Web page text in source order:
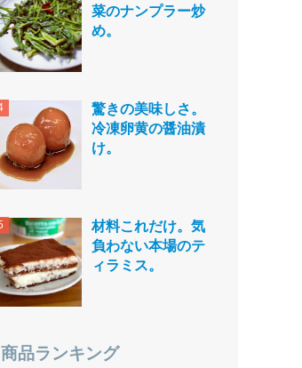
菜のナンプラー炒
め。
驚きの美味しさ。
冷凍卵黄の醤油漬
け。
材料これだけ。気
負わない本場のテ
ィラミス。
商品ランキング